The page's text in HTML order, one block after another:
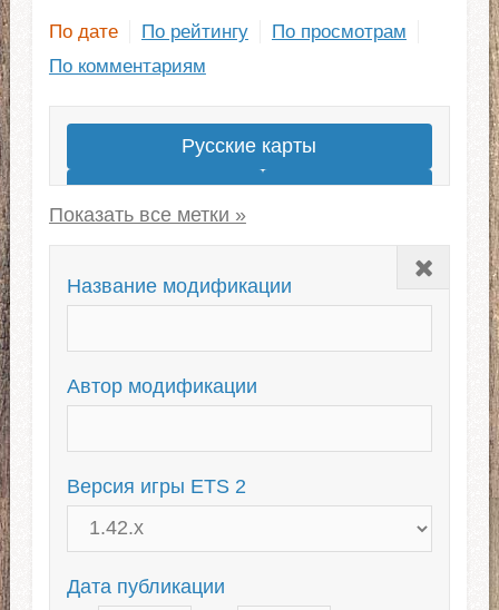
По дате По рейтингу
По просмотрам
По комментариям
Русские карты
Суровая Россия Карта России
Восточный Экспресс
Карта Сибири
Карта Румынии
Карта Казахстана для ЕТС 2
Закрыть
Название модификации
Автор модификации
Версия игры ETS 2
Дата публикации